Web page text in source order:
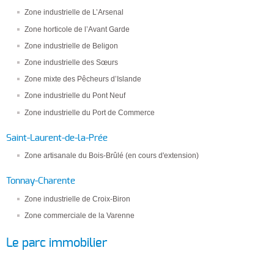
Zone industrielle de L’Arsenal
Zone horticole de l’Avant Garde
Zone industrielle de Beligon
Zone industrielle des Sœurs
Zone mixte des Pêcheurs d’Islande
Zone industrielle du Pont Neuf
Zone industrielle du Port de Commerce
Saint-Laurent-de-la-Prée
Zone artisanale du Bois-Brûlé (en cours d'extension)
Tonnay-Charente
Zone industrielle de Croix-Biron
Zone commerciale de la Varenne
Le parc immobilier